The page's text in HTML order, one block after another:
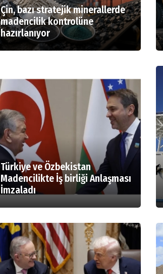
Çin, bazı stratejik minerallerde
madencilik kontrolüne
hazırlanıyor
Türkiye ve Özbekistan
Madencilikte İş birliği Anlaşması
İmzaladı